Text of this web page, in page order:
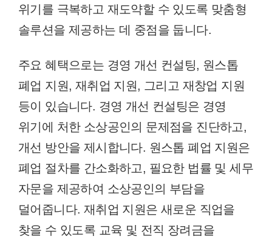
위기를 극복하고 재도약할 수 있도록 맞춤형
솔루션을 제공하는 데 중점을 둡니다.
주요 혜택으로는 경영 개선 컨설팅, 원스톱
폐업 지원, 재취업 지원, 그리고 재창업 지원
등이 있습니다. 경영 개선 컨설팅은 경영
위기에 처한 소상공인의 문제점을 진단하고,
개선 방안을 제시합니다. 원스톱 폐업 지원은
폐업 절차를 간소화하고, 필요한 법률 및 세무
자문을 제공하여 소상공인의 부담을
덜어줍니다. 재취업 지원은 새로운 직업을
찾을 수 있도록 교육 및 전직 장려금을